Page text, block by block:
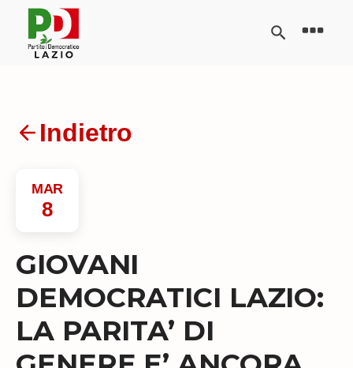
Indietro
MAR
8
GIOVANI
DEMOCRATICI LAZIO:
LA PARITA’ DI